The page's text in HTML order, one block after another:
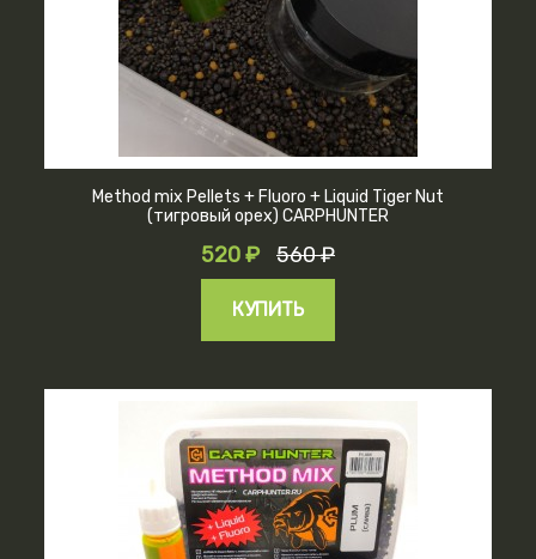
Method mix Pellets + Fluoro + Liquid Tiger Nut
(тигровый орех) CARPHUNTER
520 ₽ 560 ₽
КУПИТЬ